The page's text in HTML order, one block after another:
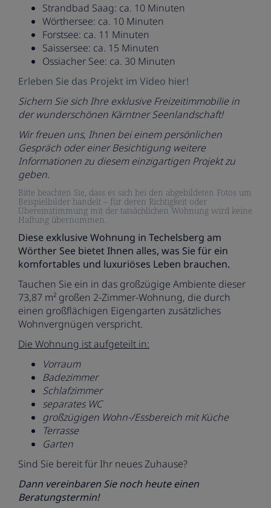
Strandbad Saag: ca. 10 Minuten
Wörthersee: ca. 10 Minuten
Forstsee: ca. 11 Minuten
Saissersee: ca. 15 Minuten
Ossiacher See: ca. 30 Minuten
Erleben Sie das Projekt im Video hier!
Sichern Sie sich Ihre exklusive Freizeitimmobilie in
der wunderschönen Kärntner Seenlandschaft!
Wir freuen uns, Ihnen bei einem persönlichen
Gespräch oder einer Besichtigung weitere
Informationen zu diesem einzigartigen Projekt zu
geben.
Bitte beachten Sie, dass es sich bei den abgebildeten Fotos um
Beispielbilder handelt – für deren Richtigkeit oder
Übereinstimmung mit der tatsächlichen Wohnung wird keine
Haftung übernommen.
Diese exklusive Wohnung in Techelsberg am
Wörther See bietet Ihnen alles, was Sie für ein
komfortables und luxuriöses Leben brauchen.
Tauchen Sie ein in das großzügige Ambiente dieser
73,87 m² großen 2-Zimmer-Wohnung, die durch
einen großflächigen Eigengarten zusätzliches
Wohnvergnügen verspricht.
Die Wohnung ist aufgeteilt in:
Vorraum
Badezimmer
Schlafzimmer
separates WC
großzügigen Wohn-/Essbereich mit Küche
Terrasse
Garten
Sind Sie bereit für Ihr neues Zuhause?
Dann vereinbaren Sie noch heute einen
Beratungstermin!